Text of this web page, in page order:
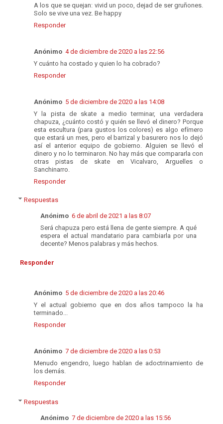
A los que se quejan: vivid un poco, dejad de ser gruñones.
Solo se vive una vez. Be happy
Responder
Anónimo 4 de diciembre de 2020 a las 22:56
Y cuánto ha costado y quien lo ha cobrado?
Responder
Anónimo 5 de diciembre de 2020 a las 14:08
Y la pista de skate a medio terminar, una verdadera
chapuza, ¿cuánto costó y quién se llevó el dinero? Porque
esta escultura (para gustos los colores) es algo efímero
que estará un mes, pero el barrizal y basurero nos lo dejó
así el anterior equipo de gobierno. Alguien se llevó el
dinero y no lo terminaron. No hay más que compararla con
otras pistas de skate en Vicalvaro, Arguelles o
Sanchinarro.
Responder
Respuestas
Anónimo 6 de abril de 2021 a las 8:07
Será chapuza pero está llena de gente siempre. A qué
espera el actual mandatario para cambiarla por una
decente? Menos palabras y más hechos.
Responder
Anónimo 5 de diciembre de 2020 a las 20:46
Y el actual gobierno que en dos años tampoco la ha
terminado...
Responder
Anónimo 7 de diciembre de 2020 a las 0:53
Menudo engendro, luego hablan de adoctrinamiento de
los demás.
Responder
Respuestas
Anónimo 7 de diciembre de 2020 a las 15:56